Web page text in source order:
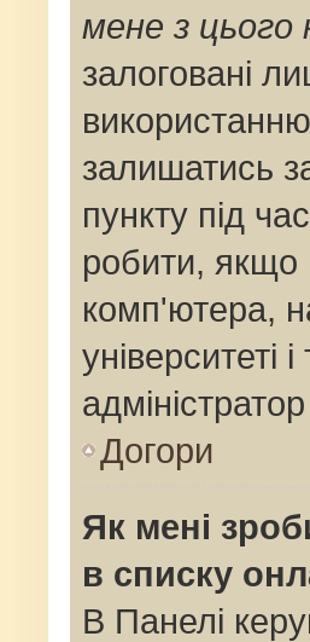
мене з
залоговані
залишатись
пункту під
робити, якщо
комп'ютера,
університеті
Догори
Як мені
в списку
В Панелі